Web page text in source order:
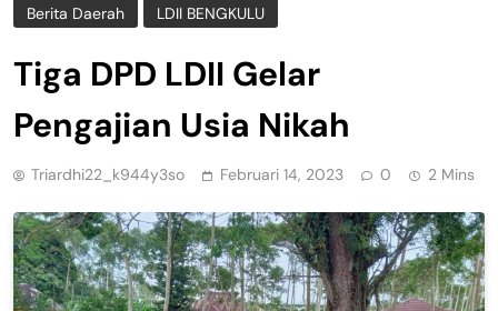
Berita Daerah LDII BENGKULU
Tiga DPD LDII Gelar
Pengajian Usia Nikah
Triardhi22_k944y3so Februari 14, 2023 0 2 Mins